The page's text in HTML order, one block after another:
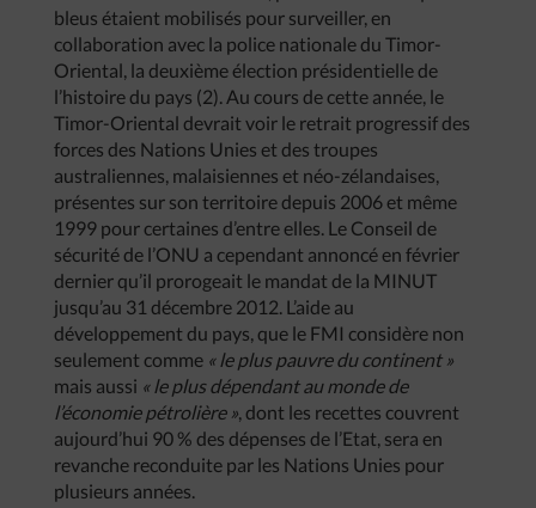
bleus étaient mobilisés pour surveiller, en
collaboration avec la police nationale du Timor-
Oriental, la deuxième élection présidentielle de
l’histoire du pays (2). Au cours de cette année, le
Timor-Oriental devrait voir le retrait progressif des
forces des Nations Unies et des troupes
australiennes, malaisiennes et néo-zélandaises,
présentes sur son territoire depuis 2006 et même
1999 pour certaines d’entre elles. Le Conseil de
sécurité de l’ONU a cependant annoncé en février
dernier qu’il prorogeait le mandat de la MINUT
jusqu’au 31 décembre 2012. L’aide au
développement du pays, que le FMI considère non
seulement comme « le plus pauvre du continent »
mais aussi « le plus dépendant au monde de
l’économie pétrolière », dont les recettes couvrent
aujourd’hui 90 % des dépenses de l’Etat, sera en
revanche reconduite par les Nations Unies pour
plusieurs années.